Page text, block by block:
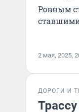
Ровным
2 мая, 2025,
ДОРОГИ И